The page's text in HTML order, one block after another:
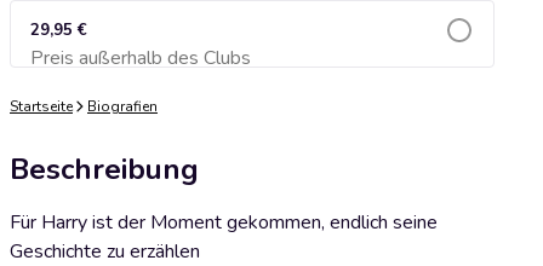
29,95 €
Preis außerhalb des ClubsZum Warenkorb hinzufügen
Startseite Biografien
Beschreibung
Für Harry ist der Moment gekommen, endlich seine
Geschichte zu erzählen